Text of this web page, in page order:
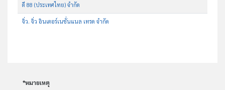
ดี 88 (ประเทศไทย) จำกัด
จิ่ว. จิ่ว อินเตอร์เนชั่นแนล เทรด จำกัด
*หมายเหตุ